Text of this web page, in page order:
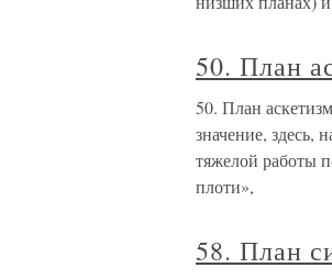
50. План
50. План
значение, здесь,
тяжелой работы
плоти»,
58. План